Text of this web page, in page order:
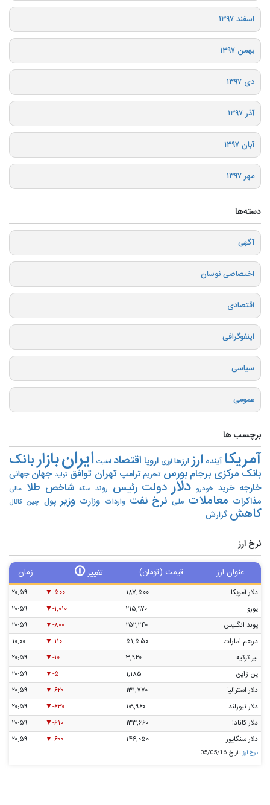
اسفند ۱۳۹۷
بهمن ۱۳۹۷
دی ۱۳۹۷
آذر ۱۳۹۷
آبان ۱۳۹۷
مهر ۱۳۹۷
دسته‌ها
آگهی
اختصاصی نوسان
اقتصادی
اینفوگرافی
سیاسی
عمومی
برچسب ها
آمریکا آینده ارز ارزها ارزی اروپا اقتصاد امنیت ایرانبازاربانک
بانک مرکزی برجام بورس تحریم‌ ترامپ تهران توافق تولید جهان جهانی
خارجه خرید خودرو دلار دولت رئیس روند سکه شاخص طلا مالی
مذاکرات معاملات ملی نرخ نفت واردات وزارت وزیر پول چین کانال
کاهش گزارش
نرخ ارز
عنوان ارز قیمت (تومان) تغییر🛈 زمان
دلار آمریکا ۱۸۷,۵۰۰ -۵۰۰
۲۰:۵۹
یورو
۲۱۵,۹۷۰ -۱,۰۱۰
۲۰:۵۹
پوند انگلیس
۲۵۲,۲۴۰ -۸۰۰
۲۰:۵۹
درهم امارات
۵۱,۵۵۰ -۱۱۰
۱۰:۰۰
لیر ترکیه
۳,۹۴۰ -۱۰
۲۰:۵۹
ین ژاپن
۱,۱۸۵ -۵
۲۰:۵۹
دلار استرالیا
۱۳۱,۷۷۰ -۶۲۰
۲۰:۵۹
دلار نیوزلند
۱۰۹,۹۶۰ -۶۳۰
۲۰:۵۹
دلار کانادا
۱۳۳,۶۶۰ -۶۱۰
۲۰:۵۹
دلار سنگاپور
۱۴۶,۰۵۰ -۶۰۰ ۲۰:۵۹
نرخ ارزتاریخ 05/05/16